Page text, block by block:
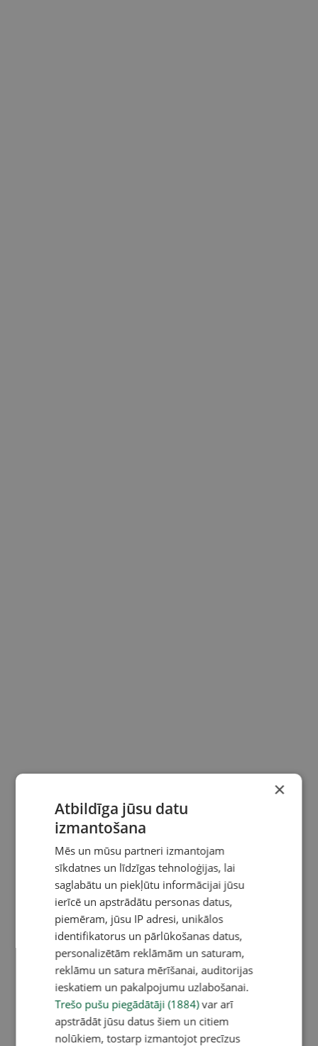
×
Atbildīga jūsu datu
izmantošana
Mēs un mūsu partneri izmantojam
sīkdatnes un līdzīgas tehnoloģijas, lai
saglabātu un piekļūtu informācijai jūsu
ierīcē un apstrādātu personas datus,
piemēram, jūsu IP adresi, unikālos
identifikatorus un pārlūkošanas datus,
personalizētām reklāmām un saturam,
reklāmu un satura mērīšanai, auditorijas
ieskatiem un pakalpojumu uzlabošanai.
Trešo pušu piegādātāji (1884)var arī
apstrādāt jūsu datus šiem un citiem
nolūkiem, tostarp izmantojot precīzus